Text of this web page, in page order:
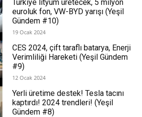
Türkiye lityum üretecek, 5 milyon
euroluk fon, VW-BYD yarışı (Yeşil
Gündem #10)
19 Ocak 2024
CES 2024, çift taraflı batarya, Enerji
Verimliliği Hareketi (Yeşil Gündem
#9)
12 Ocak 2024
Yerli üretime destek! Tesla tacını
kaptırdı! 2024 trendleri! (Yeşil
Gündem #8)